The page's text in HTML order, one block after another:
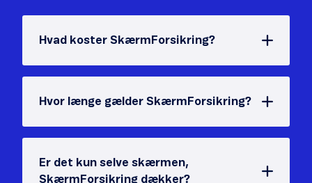
Hvad koster SkærmForsikring?
Hvor længe gælder SkærmForsikring?
Er det kun selve skærmen,
SkærmForsikring dækker?